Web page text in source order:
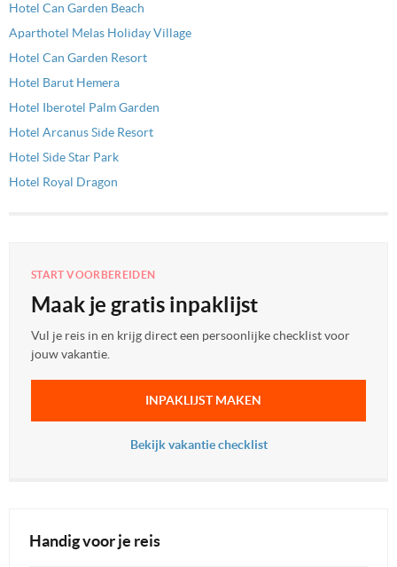
Hotel Can Garden Beach
Aparthotel Melas Holiday Village
Hotel Can Garden Resort
Hotel Barut Hemera
Hotel Iberotel Palm Garden
Hotel Arcanus Side Resort
Hotel Side Star Park
Hotel Royal Dragon
START VOORBEREIDEN
Maak je gratis inpaklijst
Vul je reis in en krijg direct een persoonlijke checklist voor
jouw vakantie.
INPAKLIJST MAKEN
Bekijk vakantie checklist
Handig voor je reis